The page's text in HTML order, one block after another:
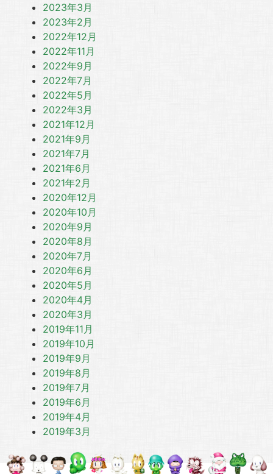
2023年3月
2023年2月
2022年12月
2022年11月
2022年9月
2022年7月
2022年5月
2022年3月
2021年12月
2021年9月
2021年7月
2021年6月
2021年2月
2020年12月
2020年10月
2020年9月
2020年8月
2020年7月
2020年6月
2020年5月
2020年4月
2020年3月
2019年11月
2019年10月
2019年9月
2019年8月
2019年7月
2019年6月
2019年4月
2019年3月